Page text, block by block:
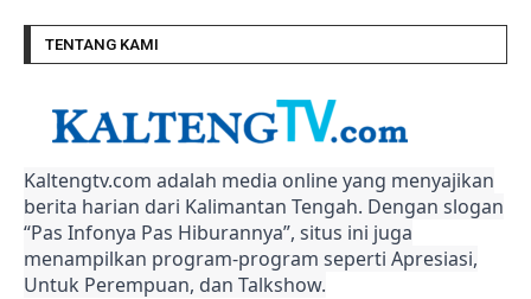
TENTANG KAMI
Kaltengtv.com adalah media online yang menyajikan
berita harian dari Kalimantan Tengah. Dengan slogan
“Pas Infonya Pas Hiburannya”, situs ini juga
menampilkan program-program seperti Apresiasi,
Untuk Perempuan, dan Talkshow.